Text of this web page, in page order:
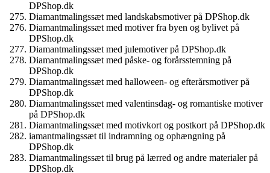
DPShop.dk
Diamantmalingssæt med landskabsmotiver på DPShop.dk
Diamantmalingssæt med motiver fra byen og bylivet på
DPShop.dk
Diamantmalingssæt med julemotiver på DPShop.dk
Diamantmalingssæt med påske- og forårsstemning på
DPShop.dk
Diamantmalingssæt med halloween- og efterårsmotiver på
DPShop.dk
Diamantmalingssæt med valentinsdag- og romantiske motiver
på DPShop.dk
Diamantmalingssæt med motivkort og postkort på DPShop.dk
iamantmalingssæt til indramning og ophængning på
DPShop.dk
Diamantmalingssæt til brug på lærred og andre materialer på
DPShop.dk